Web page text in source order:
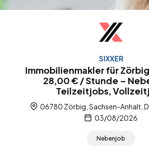
SIXXER
Immobilienmakler für
28,00 € / Stunde –
Teilzeitjobs,
06780 Zörbig, Sachsen-Anhalt,
03/08/2026
Nebenjob